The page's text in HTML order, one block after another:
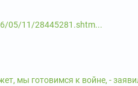
05/11/28445281.shtm...
мы готовимся к войне, -